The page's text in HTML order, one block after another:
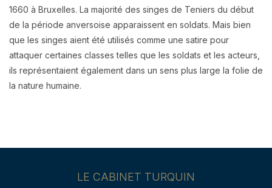
1660 à Bruxelles. La majorité des singes de Teniers du début
de la période anversoise apparaissent en soldats. Mais bien
que les singes aient été utilisés comme une satire pour
attaquer certaines classes telles que les soldats et les acteurs,
ils représentaient également dans un sens plus large la folie de
la nature humaine.
LE CABINET TURQUIN